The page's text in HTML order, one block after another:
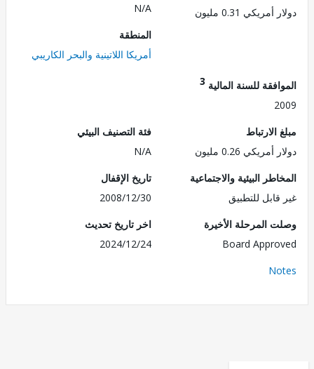
0.31 مليون
أمريكا اللاتينية والبحر الكاريبي
للسنة المالية3
0.26 مليون
فئة التصنيف البيئي
البيئية والاجتماعية
للتطبيق
تاريخ الإقفال
2008/12/30
المرحلة الأخيرة
Board
اخر تاريخ تحديث
2024/12/24